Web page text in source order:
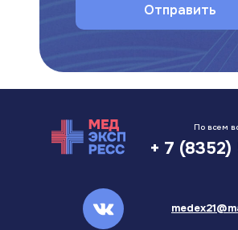
Отправить
По всем
+ 7